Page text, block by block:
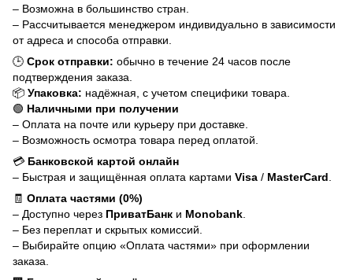
– Возможна в большинство стран.
– Рассчитывается менеджером индивидуально в зависимости
от адреса и способа отправки.
🕒 Срок отправки: обычно в течение 24 часов после
подтверждения заказа.
📦 Упаковка: надёжная, с учетом специфики товара.
🟢 Наличными при получении
– Оплата на почте или курьеру при доставке.
– Возможность осмотра товара перед оплатой.
💳 Банковской картой онлайн
– Быстрая и защищённая оплата картами Visa / MasterCard
🧾 Оплата частями (0%)
– Доступно через ПриватБанк и Monobank
– Без переплат и скрытых комиссий.
– Выбирайте опцию «Оплата частями» при оформлении
заказа.